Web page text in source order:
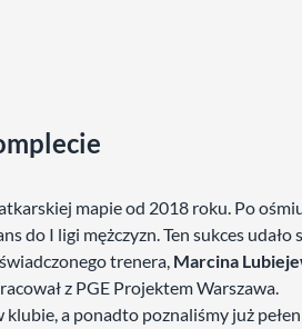
mapie od 2018 roku. Po
do I ligi mężczyzn. Ten sukces udało
trenera, Marcina
z PGE Projektem Warszawa.
a ponadto poznaliśmy już pełen